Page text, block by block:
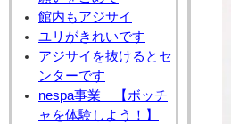
館内もアジサイ
ユリがきれいです
アジサイを抜けるとセ
ンターです
nespa事業 【ボッチ
ャを体験しよう！】